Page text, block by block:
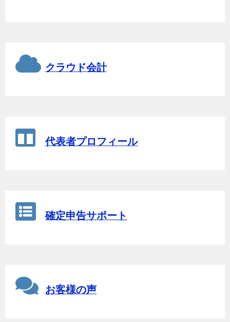
クラウド会計
代表者プロフィール
確定申告サポート
お客様の声